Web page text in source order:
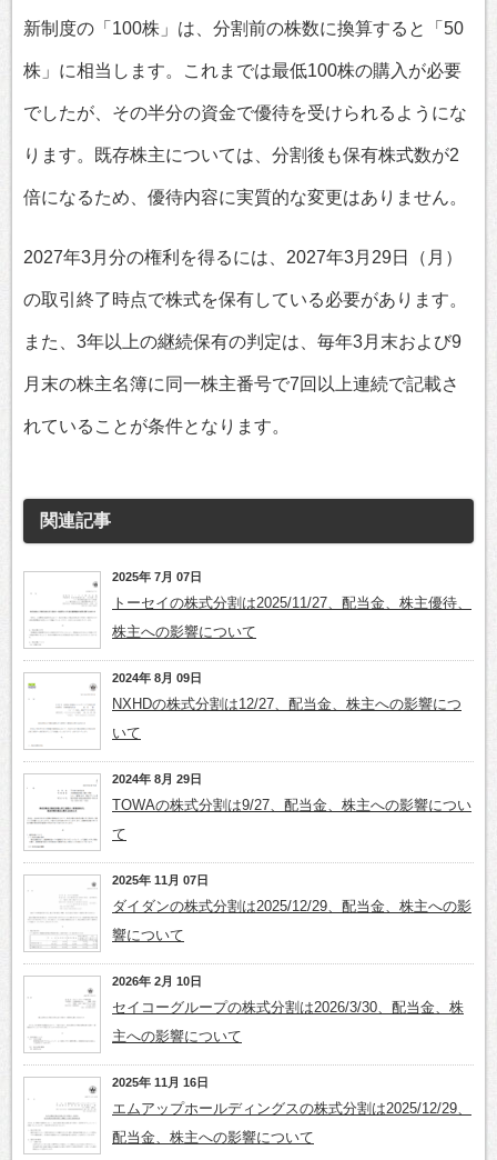
新制度の「100株」は、分割前の株数に換算すると「50
株」に相当します。これまでは最低100株の購入が必要
でしたが、その半分の資金で優待を受けられるようにな
ります。既存株主については、分割後も保有株式数が2
倍になるため、優待内容に実質的な変更はありません。
2027年3月分の権利を得るには、2027年3月29日（月）
の取引終了時点で株式を保有している必要があります。
また、3年以上の継続保有の判定は、毎年3月末および9
月末の株主名簿に同一株主番号で7回以上連続で記載さ
れていることが条件となります。
関連記事
2025年 7月 07日
トーセイの株式分割は2025/11/27、配当金、株主優待、
株主への影響について
2024年 8月 09日
NXHDの株式分割は12/27、配当金、株主への影響につ
いて
2024年 8月 29日
TOWAの株式分割は9/27、配当金、株主への影響につい
て
2025年 11月 07日
ダイダンの株式分割は2025/12/29、配当金、株主への影
響について
2026年 2月 10日
セイコーグループの株式分割は2026/3/30、配当金、株
主への影響について
2025年 11月 16日
エムアップホールディングスの株式分割は2025/12/29、
配当金、株主への影響について